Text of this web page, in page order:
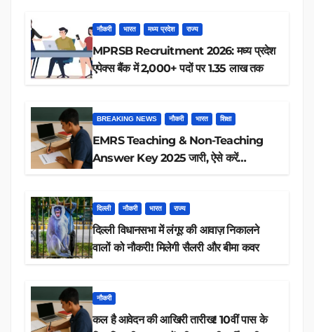
नौकरी भारत मध्य प्रदेश राज्य
MPRSB Recruitment 2026: मध्य प्रदेश
एपेक्स बैंक में 2,000+ पदों पर 1.35 लाख तक
BREAKING NEWS नौकरी भारत शिक्षा
EMRS Teaching & Non-Teaching
Answer Key 2025 जारी, ऐसे करें
दिल्ली नौकरी भारत राज्य
दिल्ली विधानसभा में लंगूर की आवाज़ निकालने
वालों को नौकरी! मिलेगी सैलरी और बीमा कवर
नौकरी
कल है आवेदन की आखिरी तारीख! 10वीं पास के